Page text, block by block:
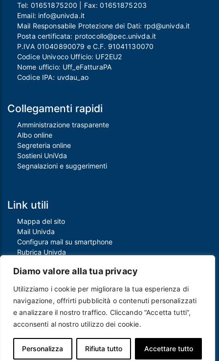
Diamo valore alla tua privacy
Utilizziamo i cookie per migliorare la tua esperienza di
navigazione, offrirti pubblicità o contenuti personalizzati
e analizzare il nostro traffico. Cliccando “Accetta tutti”,
acconsenti al nostro utilizzo dei cookie.
Personalizza Rifiuta tutto Accettare tutto
Tel: 01651875200 | Fax:01651875203
Email: info@univda.it
Mail Responsabile Protezione dei Dati: rpd@univda.it
Posta certificata: protocollo@pec.univda.it
P.IVA 01040890079 e C.F. 91041130070
Codice Univoco Ufficio: UF2EU2
Nome ufficio: Uff_eFatturaPA
Codice IPA: uvdau_ao
Collegamenti rapidi
Amministrazione trasparente
Albo online
Segreteria online
Sostieni UniVda
Segnalazioni e suggerimenti
Link utili
Mappa del sito
Mail Univda
Configura mail su smartphone
Rubrica Univda
Piè di pagina
Crediti
Note legali
Contatti
Privacy e Cookie policy
Protezione dei dati personali